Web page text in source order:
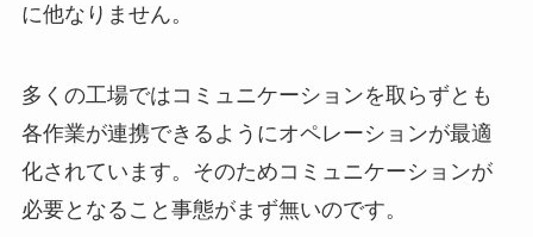
に他なりません。
多くの工場ではコミュニケーションを取らずとも
各作業が連携できるようにオペレーションが最適
化されています。そのためコミュニケーションが
必要となること事態がまず無いのです。